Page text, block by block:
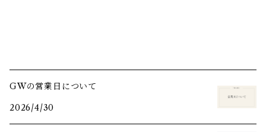
GWの営業日について
2026/4/30